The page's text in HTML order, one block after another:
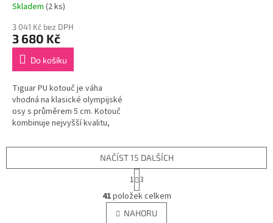
Skladem (2 ks)
3 041 Kč bez DPH
3 680 Kč
Do košíku
Tiguar PU kotouč je váha
vhodná na klasické olympijské
osy s průměrem 5 cm. Kotouč
kombinuje nejvyšší kvalitu,
O
v
l
NAČÍST 15 DALŠÍCH
t
r
á
n
1 3
41položek celkem
NAHORU